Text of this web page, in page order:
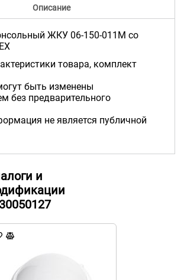
Описание
ЖКУ 06-150-011М со
товара, комплект
быть изменены
без предварительного
не является публичной
и